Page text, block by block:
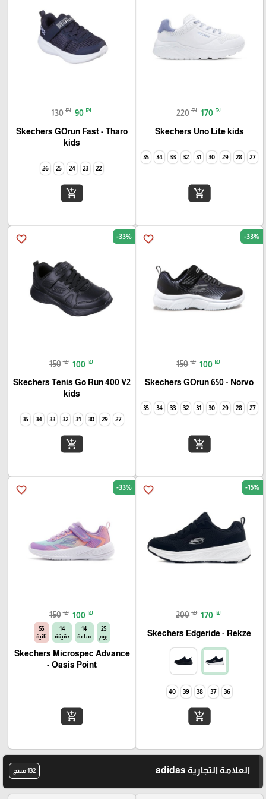
220 ₪ 170 ₪
Skechers Uno Lite kids
27
28
29
30
31
32
33
34
35
add_shopping_cart
130 ₪ 90 ₪
Skechers GOrun Fast - Tharo
kids
22
23
24
25
26
add_shopping_cart
favorite_border -33%
150 ₪ 100 ₪
Skechers GOrun 650 - Norvo
27
28
29
30
31
32
33
34
35
add_shopping_cart
favorite_border -33%
150 ₪ 100 ₪
Skechers Tenis Go Run 400 V2
kids
27
29
30
31
32
33
34
35
add_shopping_cart
favorite_border -15%
200 ₪ 170 ₪
Skechers Edgeride - Rekze‏
36
37
38
39
40
add_shopping_cart
favorite_border -33%
150 ₪ 100 ₪
25
يوم
14
ساعة
14
دقيقة
54
ثانية
Skechers Microspec Advance
- Oasis Point
add_shopping_cart
العلامة التجارية adidas 132 منتج